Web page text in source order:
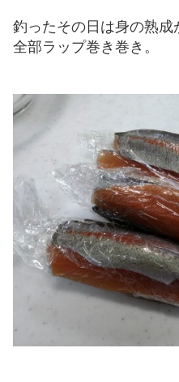
釣ったその日は身の熟
全部ラップ巻き巻き。